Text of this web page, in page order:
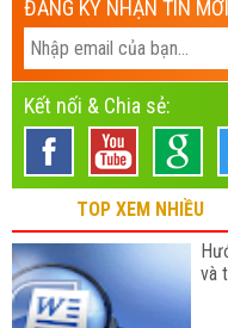
ĐĂNG KÝ NHẬN TIN
Kết nối & Chia sẻ:
TOP XEM NHIỀU
và